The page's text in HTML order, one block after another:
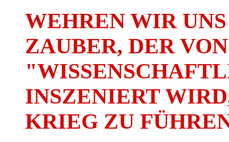
WEHREN WIR
ZAUBER, DER
INSZENIERT
KRIEG ZU